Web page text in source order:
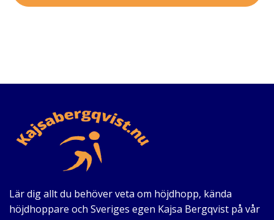
Lär dig allt du behöver veta om höjdhopp, kända
höjdhoppare och Sveriges egen Kajsa Bergqvist på vår